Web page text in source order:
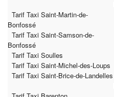
Tarif Taxi Saint-Martin-de-
Bonfossé
Tarif Taxi Saint-Samson-de-
Bonfossé
Tarif Taxi Soulles
Tarif Taxi Saint-Michel-des-Loups
Tarif Taxi Saint-Brice-de-Landelles